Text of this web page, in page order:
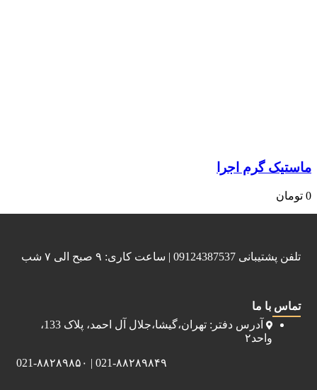
ماستیک گرم اجرا
0 تومان
تلفن پشتیبانی 09124387537 | ساعت کاری: ۹ صبح الی ۷ شب
تماس با ما
آدرس دفتر: تهران،گیشا،جلال آل احمد، پلاک 133،
واحد۲
021-۸۸۲۸۹۸۴۹ | 021-۸۸۲۸۹۸۵۰